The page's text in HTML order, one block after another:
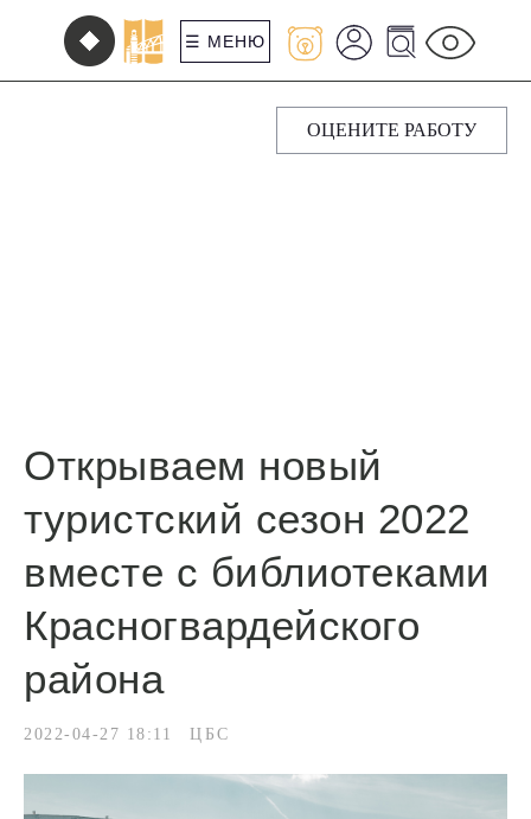
☰ МЕНЮ
ОЦЕНИТЕ РАБОТУ
Открываем новый
туристский сезон 2022
вместе с библиотеками
Красногвардейского
района
2022-04-27 18:11 ЦБС